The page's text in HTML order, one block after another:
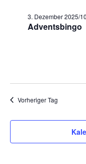
2025
Adventsbingo
3. Dezember 2025/
Vorheriger Tag